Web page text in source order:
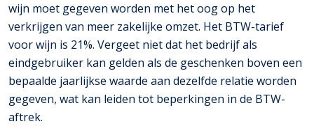
wijn moet gegeven worden met het oog op het
verkrijgen van meer zakelijke omzet. Het BTW-tarief
voor wijn is 21%. Vergeet niet dat het bedrijf als
eindgebruiker kan gelden als de geschenken boven een
bepaalde jaarlijkse waarde aan dezelfde relatie worden
gegeven, wat kan leiden tot beperkingen in de BTW-
aftrek.